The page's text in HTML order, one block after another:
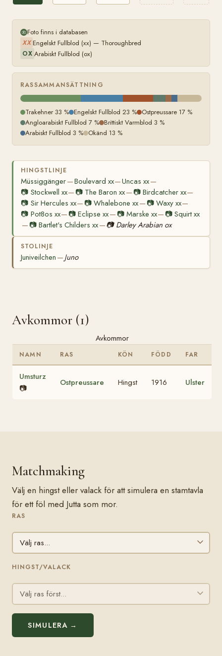
Foto finns i databasen
XX Engelskt Fullblod (xx) — Thoroughbred
OX Arabiskt Fullblod (ox)
RASSAMMANSÄTTNING
Trakehner 33 % Engelskt Fullblod 23 % Ostpreussare 17 %
Angloarabiskt Fullblod 7 % Brittiskt Varmblod 3 %
Arabiskt Fullblod 3 % Okänd 13 %
HINGSTLINJE
Müssiggänger—Boulevard xx—Uncas xx—
📷 Stockwell xx— 📷 The Baron xx— 📷 Birdcatcher xx—
📷 Sir Hercules xx— 📷Whalebone xx— 📷 Waxy xx—
📷 Pot8os xx— 📷Eclipse xx— 📷 Marske xx— 📷 Squirt xx
— 📷Bartlet's Childers xx—📷 Darley Arabian ox
STOLINJE
Juniveilchen —Juno
Avkommor (1)
Avkommor
NAMN RAS KÖN FÖDD FAR
Umsturz
📷
Ostpreussare Hingst 1916 Ulster
Matchmaking
Välj en hingst eller valack för att simulera en stamtavla
för ett föl med Jutta som mor.
RAS
HINGST/VALACK
SIMULERA →